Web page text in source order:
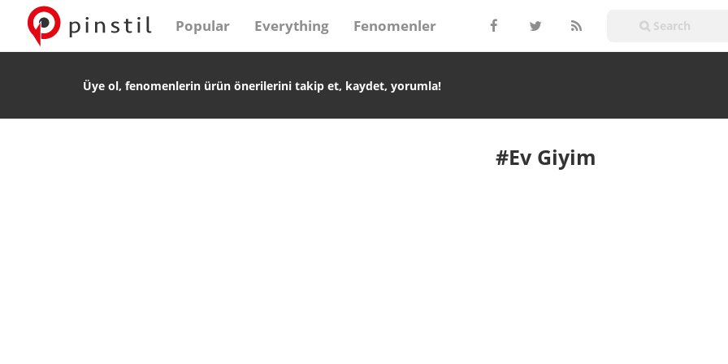
Popular Everything Fenomenler
Üye ol, fenomenlerin ürün önerilerini takip et, kaydet, yorumla!
#Ev Giyim